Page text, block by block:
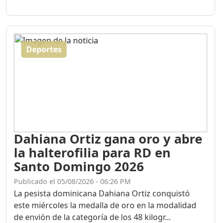
Deportes
Dahiana Ortiz gana oro y abre
la halterofilia para RD en
Santo Domingo 2026
Publicado el 05/08/2026 - 06:26 PM
La pesista dominicana Dahiana Ortiz conquistó
este miércoles la medalla de oro en la modalidad
de envión de la categoría de los 48 kilogr...